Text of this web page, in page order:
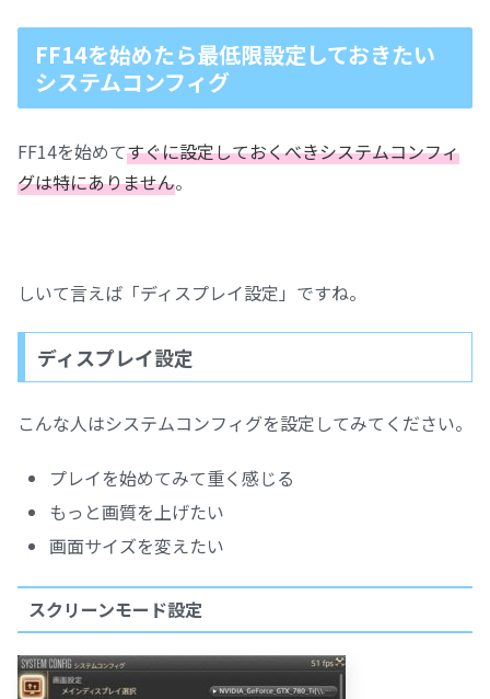
FF14を始めたら最低限設定しておきたい
システムコンフィグ
FF14を始めてすぐに設定しておくべきシステムコンフィ
グは特にありません。
しいて言えば「ディスプレイ設定」ですね。
ディスプレイ設定
こんな人はシステムコンフィグを設定してみてください。
プレイを始めてみて重く感じる
もっと画質を上げたい
画面サイズを変えたい
スクリーンモード設定